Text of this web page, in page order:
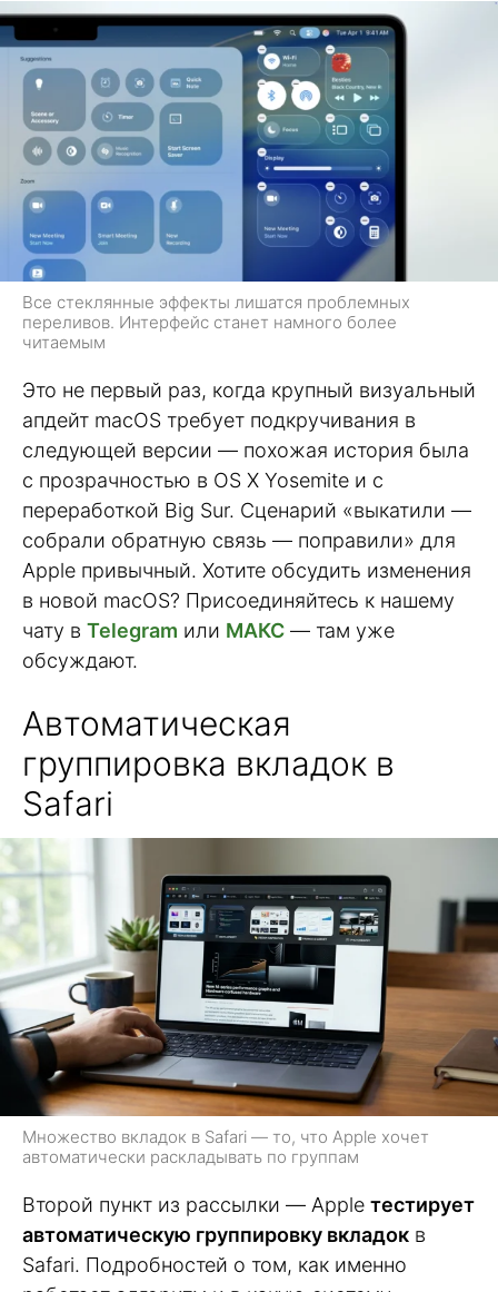
Все стеклянные эффекты лишатся проблемных
переливов. Интерфейс станет намного более
читаемым
Это не первый раз, когда крупный визуальный
апдейт macOS требует подкручивания в
следующей версии — похожая история была
с прозрачностью в OS X Yosemite и с
переработкой Big Sur. Сценарий «выкатили —
собрали обратную связь — поправили» для
Apple привычный. Хотите обсудить изменения
в новой macOS? Присоединяйтесь к нашему
чату в Telegram или МАКС — там уже
обсуждают.
Автоматическая
группировка вкладок в
Safari
Множество вкладок в Safari — то, что Apple хочет
автоматически раскладывать по группам
Второй пункт из рассылки — Apple тестирует
автоматическую группировку вкладок в
Safari. Подробностей о том, как именно